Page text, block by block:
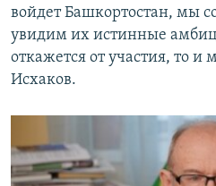
войдет Башкортостан, мы
увидим их истинные
откажется от участия, то
Исхаков.